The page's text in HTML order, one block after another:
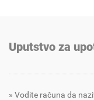
Uputstvo za
Vodite računa da